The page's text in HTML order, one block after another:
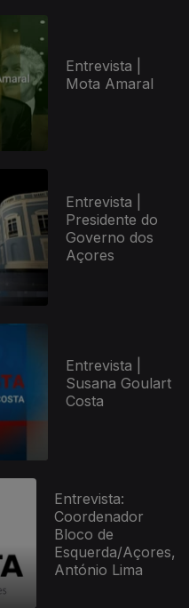
Entrevista |
Mota Amaral
Entrevista |
Presidente do
Governo dos
Açores
Entrevista |
Susana Goulart
Costa
Entrevista:
Coordenador
Bloco de
Esquerda/Açores,
António Lima